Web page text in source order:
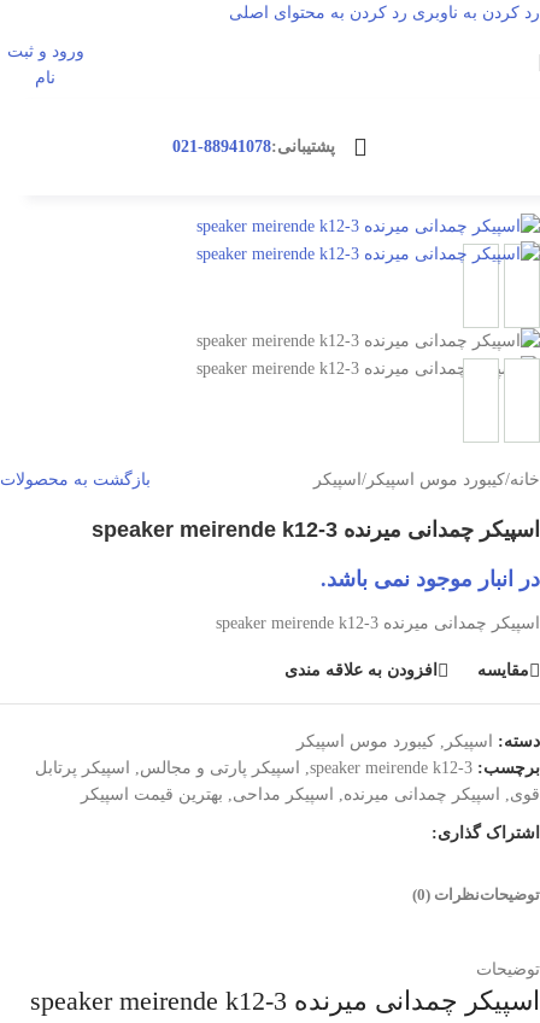
رد کردن به ناوبری رد کردن به محتوای اصلی
ورود و ثبت
نام
ورود / ثبت
پشتیبانی:88941078-021
خانه/کیبورد موس اسپیکر / اسپیکر بازگشت به محصولات
اسپیکر چمدانی میرنده speaker meirende k12-3
در انبار موجود نمی باشد.
اسپیکر چمدانی میرنده speaker meirende k12-3
مقایسه افزودن به علاقه مندی
دسته: اسپیکر , کیبورد موس اسپیکر
برچسب: speaker meirende k12-3
, اسپیکر پارتی و مجالس,
اسپیکر پرتابل
قوی, اسپیکر چمدانی میرنده, اسپیکر مداحی, بهترین قیمت اسپیکر
اشتراک گذاری:
توضیحاتنظرات (0)
توضیحات
اسپیکر چمدانی میرنده speaker meirende k12-3